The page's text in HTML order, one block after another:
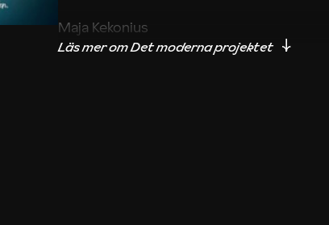
Maja Kekonius